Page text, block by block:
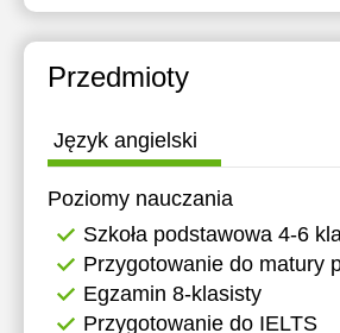
Przedmioty
Język angielski
Poziomy nauczania
Szkoła podstawowa 4-6
Przygotowanie do matury
Egzamin 8-klasisty
Przygotowanie do IELTS